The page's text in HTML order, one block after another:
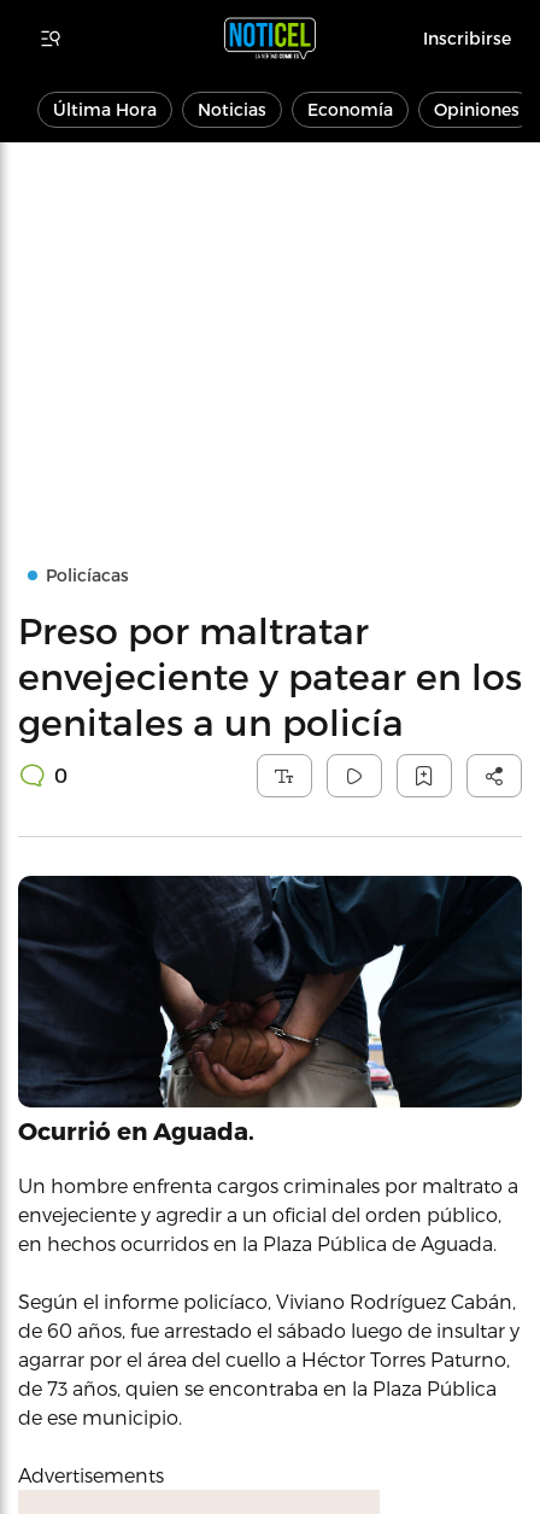
Inscribirse
Última Hora Noticias Economía Opiniones
Policíacas
Preso por maltratar
envejeciente y patear en los
genitales a un policía
0
Ocurrió en Aguada.
Un hombre enfrenta cargos criminales por maltrato a
envejeciente y agredir a un oficial del orden público,
en hechos ocurridos en la Plaza Pública de Aguada.
Según el informe policíaco, Viviano Rodríguez Cabán,
de 60 años, fue arrestado el sábado luego de insultar y
agarrar por el área del cuello a Héctor Torres Paturno,
de 73 años, quien se encontraba en la Plaza Pública
de ese municipio.
Advertisements